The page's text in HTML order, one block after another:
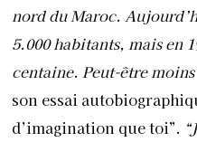
nord du Maroc.
5.000 habitants, mais en
centaine. Peut-être
son essai
d’imagination que toi”.